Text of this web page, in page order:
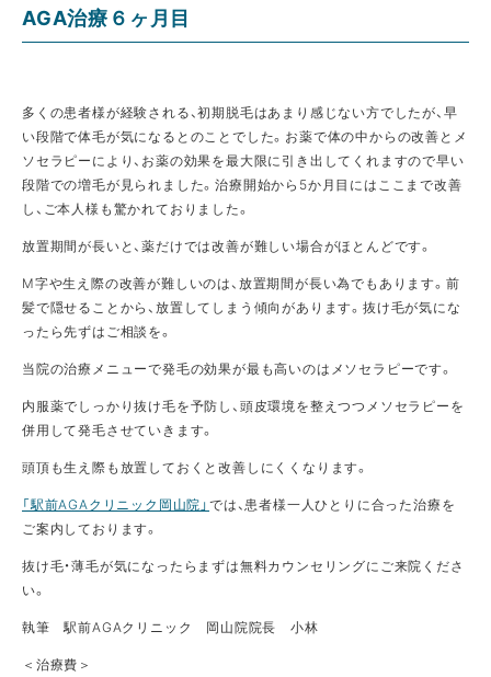
AGA治療６ヶ月目
多くの患者様が経験される、初期脱毛はあまり感じない方でしたが、早
い段階で体毛が気になるとのことでした。お薬で体の中からの改善とメ
ソセラピーにより、お薬の効果を最大限に引き出してくれますので早い
段階での増毛が見られました。治療開始から5か月目にはここまで改善
し、ご本人様も驚かれておりました。
放置期間が長いと、薬だけでは改善が難しい場合がほとんどです。
Ⅿ字や生え際の改善が難しいのは、放置期間が長い為でもあります。前
髪で隠せることから、放置してしまう傾向があります。抜け毛が気にな
ったら先ずはご相談を。
当院の治療メニューで発毛の効果が最も高いのはメソセラピーです。
内服薬でしっかり抜け毛を予防し、頭皮環境を整えつつメソセラピーを
併用して発毛させていきます。
頭頂も生え際も放置しておくと改善しにくくなります。
「駅前AGAクリニック岡山院」では、患者様一人ひとりに合った治療を
ご案内しております。
抜け毛・薄毛が気になったらまずは無料カウンセリングにご来院くださ
い。
執筆 駅前AGAクリニック 岡山院院長 小林
＜治療費＞